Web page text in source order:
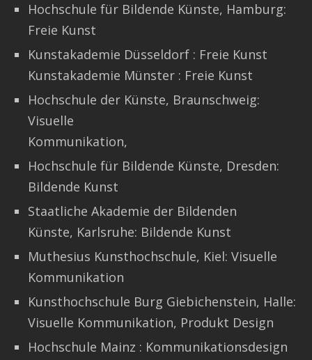
Hochschule für Bildende Künste, Hamburg:
Freie Kunst
Kunstakademie Düsseldorf : Freie Kunst
Kunstakademie Münster : Freie Kunst
Hochschule der Künste, Braunschweig:
Visuelle
Kommunikation,
Hochschule für Bildende Künste, Dresden:
Bildende Kunst
Staatliche Akademie der Bildenden
Künste, Karlsruhe: Bildende Kunst
Muthesius Kunsthochschule, Kiel: Visuelle
Kommunikation
Kunsthochschule Burg Giebichenstein, Halle:
Visuelle Kommunikation, Produkt Design
Hochschule Mainz : Kommunikationsdesign